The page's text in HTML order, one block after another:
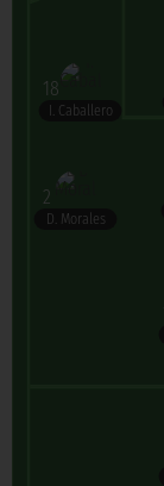
18
I. Caballero
2
D. Morales